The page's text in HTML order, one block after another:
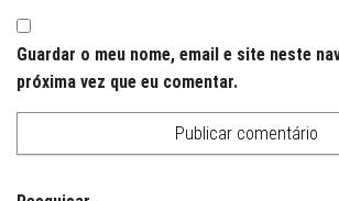
Guardar o meu nome, email e site neste
próxima vez que eu comentar.